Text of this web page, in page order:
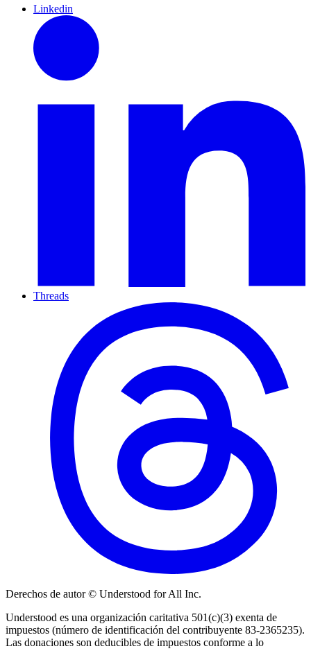
Linkedin
Threads
Derechos de autor © Understood for All Inc.
Understood es una organización caritativa 501(c)(3) exenta de
impuestos (número de identificación del contribuyente 83-2365235).
Las donaciones son deducibles de impuestos conforme a lo